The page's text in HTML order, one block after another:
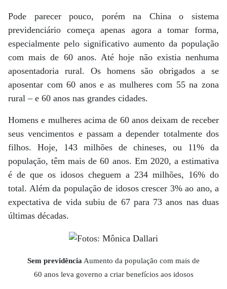
Pode parecer pouco, porém na China o sistema
previdenciário começa apenas agora a tomar forma,
especialmente pelo significativo aumento da população
com mais de 60 anos. Até hoje não existia nenhuma
aposentadoria rural. Os homens são obrigados a se
aposentar com 60 anos e as mulheres com 55 na zona
rural – e 60 anos nas grandes cidades.
Homens e mulheres acima de 60 anos deixam de receber
seus vencimentos e passam a depender totalmente dos
filhos. Hoje, 143 milhões de chineses, ou 11% da
população, têm mais de 60 anos. Em 2020, a estimativa
é de que os idosos cheguem a 234 milhões, 16% do
total. Além da população de idosos crescer 3% ao ano, a
expectativa de vida subiu de 67 para 73 anos nas duas
últimas décadas.
Sem previdência Aumento da população com mais de
60 anos leva governo a criar benefícios aos idosos